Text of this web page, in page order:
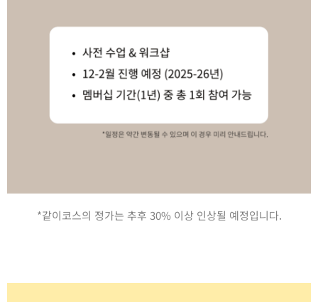
*같이코스의 정가는 추후 30% 이상 인상될 예정입니다.